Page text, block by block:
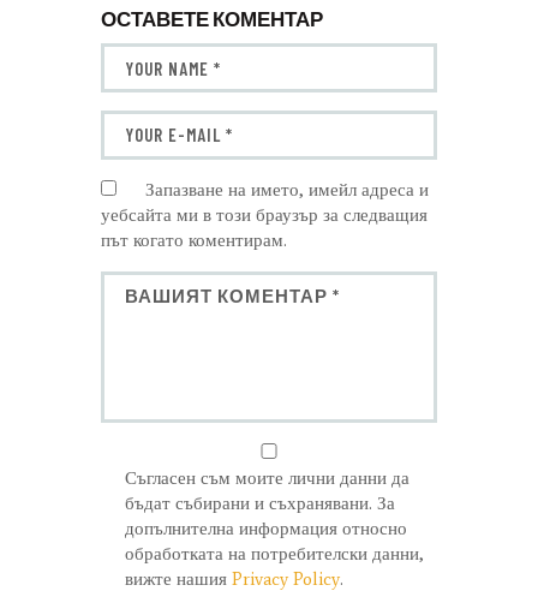
ОСТАВЕТЕ КОМЕНТАР
Запазване на името, имейл адреса и
уебсайта ми в този браузър за следващия
път когато коментирам.
Съгласен съм моите лични данни да
бъдат събирани и съхранявани. За
допълнителна информация относно
обработката на потребителски данни,
вижте нашияPrivacy Policy.